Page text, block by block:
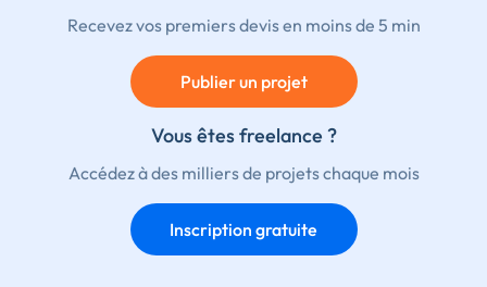
Recevez vos premiers devis en moins de 5 min
Publier un projet
Vous êtes freelance ?
Accédez à des milliers de projets chaque mois
Inscription gratuite